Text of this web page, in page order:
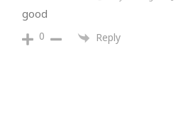
good
0 Reply